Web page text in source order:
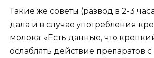
Такие же советы (развод в 2-3
дала и в случае употребления
молока: «Есть данные, что
ослаблять действие препаратов